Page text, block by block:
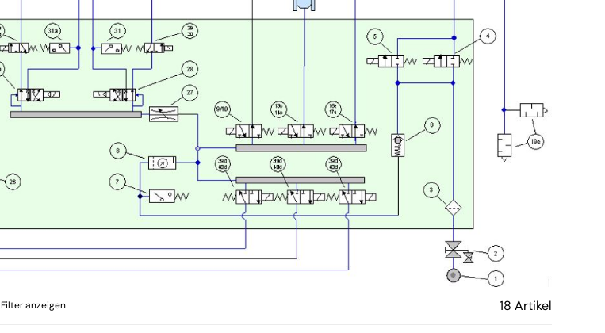
Filter anzeigen 18 Artikel